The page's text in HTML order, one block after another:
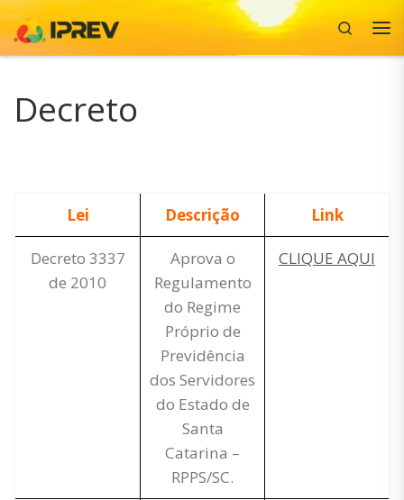
Skip to content
Search
Decreto
Lei Descrição Link
Decreto 3337
de 2010
Aprova o
Regulamento
do Regime
Próprio de
Previdência
dos Servidores
do Estado de
Santa
Catarina –
RPPS/SC.
CLIQUE AQUI